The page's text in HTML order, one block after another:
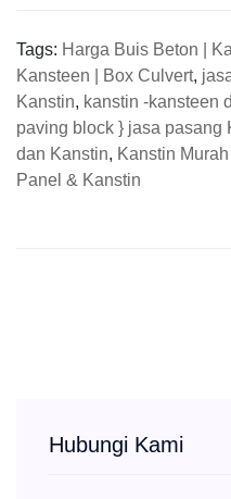
Tags: Harga Buis Beton |
Kansteen | Box Culvert,
Kanstin, kanstin -kansteen
paving block } jasa pasang
dan Kanstin, Kanstin
Panel & Kanstin
Hubungi Kami